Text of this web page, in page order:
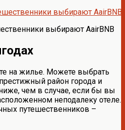
выбирают AairBNB
на жилье. Можете выбрать
район города и
чем в случае, если бы вы
неподалеку отеле.
путешественников –